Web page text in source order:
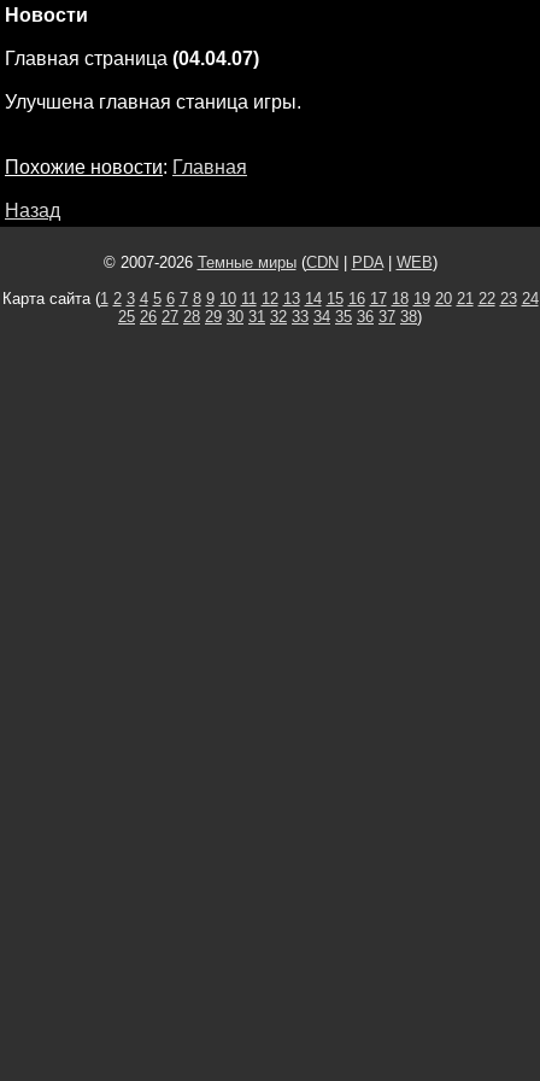
Новости
Главная страница (04.04.07)
Улучшена главная станица игры.
Похожие новости: Главная
Назад
© 2007-2026 Темные миры(CDN PDA| WEB)
Карта сайта (1 2 3 4 5 6 7 8 9 10 11 12 13 14 15 16 17 18 19 20 21 22 23 24
25 26 27 28 29 30 31 32 33 34 35 36 37 38)